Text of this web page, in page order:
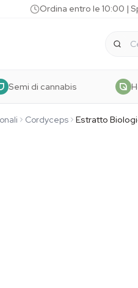
Ordina entro le 10:00 |
Semi di cannabis
Cordyceps Estratto